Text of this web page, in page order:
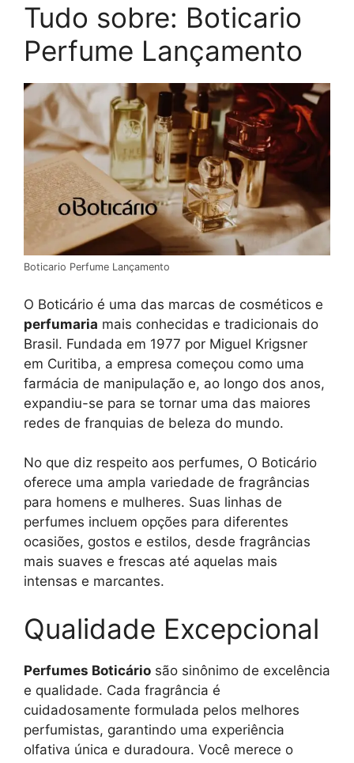
Tudo sobre: Boticario
Perfume Lançamento
Boticario Perfume Lançamento
O Boticário é uma das marcas de cosméticos e
perfumaria mais conhecidas e tradicionais do
Brasil. Fundada em 1977 por Miguel Krigsner
em Curitiba, a empresa começou como uma
farmácia de manipulação e, ao longo dos anos,
expandiu-se para se tornar uma das maiores
redes de franquias de beleza do mundo.
No que diz respeito aos perfumes, O Boticário
oferece uma ampla variedade de fragrâncias
para homens e mulheres. Suas linhas de
perfumes incluem opções para diferentes
ocasiões, gostos e estilos, desde fragrâncias
mais suaves e frescas até aquelas mais
intensas e marcantes.
Qualidade Excepcional
Perfumes Boticário são sinônimo de excelência
e qualidade. Cada fragrância é
cuidadosamente formulada pelos melhores
perfumistas, garantindo uma experiência
olfativa única e duradoura. Você merece o